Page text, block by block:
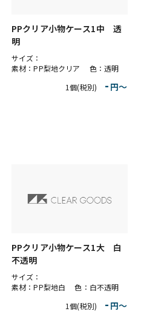
PPクリア小物ケース1中 透
明
サイズ：
素材：PP梨地クリア 色：透明
1個(税別)
-円〜
PPクリア小物ケース1大 白
不透明
サイズ：
素材：PP梨地白 色：白不透明
1個(税別)
-円〜